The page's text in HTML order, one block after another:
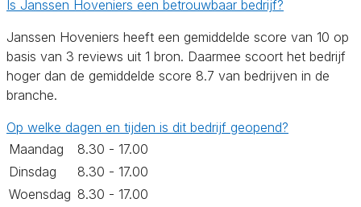
Is Janssen Hoveniers een betrouwbaar bedrijf?
Janssen Hoveniers heeft een gemiddelde score van 10 op
basis van 3 reviews uit 1 bron. Daarmee scoort het bedrijf
hoger dan de gemiddelde score 8.7 van bedrijven in de
branche.
Op welke dagen en tijden is dit bedrijf geopend?
Maandag
8.30 - 17.00
Dinsdag
8.30 - 17.00
Woensdag 8.30 - 17.00